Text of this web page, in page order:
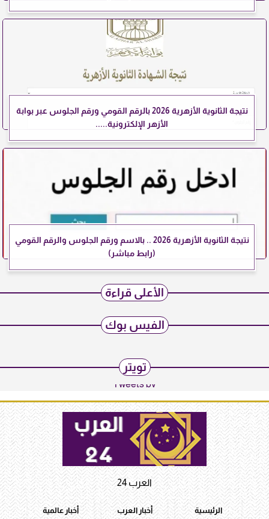
نتيجة الثانوية الأزهرية 2026 بالرقم القومي ورقم الجلوس عبر بوابة
الأزهر الإلكترونية.....
نتيجة الثانوية الأزهرية 2026 .. بالاسم ورقم الجلوس والرقم القومي
(رابط مباشر)
الأعلى قراءة
الفيس بوك
تويتر
Tweets by
العرب 24
الرئيسية أخبار العرب أخبار عالمية